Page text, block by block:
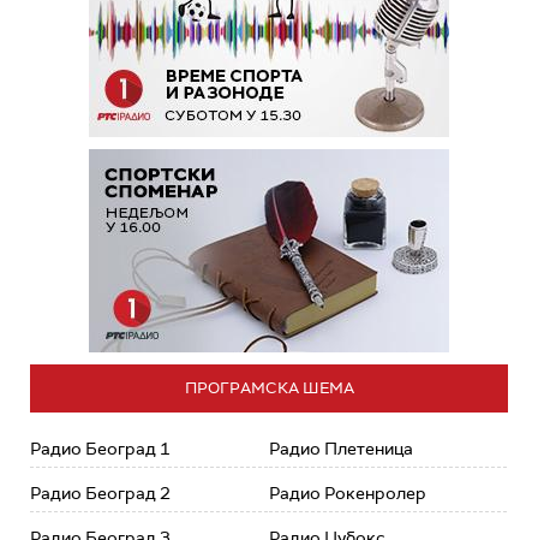
ПРОГРАМСКА ШЕМА
Радио Београд 1
Радио Београд 2
Радио Плетеница
Радио Рокенролер